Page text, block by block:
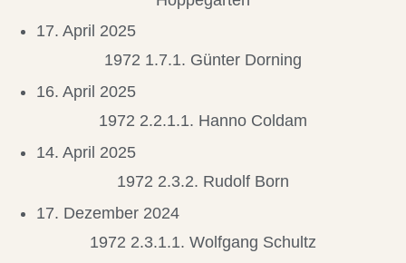
17. April 2025
1972 1.7.1. Günter Dorning
16. April 2025
1972 2.2.1.1. Hanno Coldam
14. April 2025
1972 2.3.2. Rudolf Born
17. Dezember 2024
1972 2.3.1.1. Wolfgang Schultz